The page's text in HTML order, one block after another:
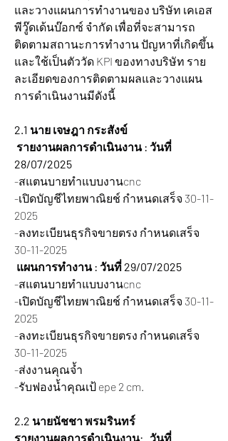
และวางแผนการทำงานของ บริษัท เคเอส
พีวู๊ดเด้นบ๊อกซ์ จำกัด เพื่อที่จะสามารถ
ติดตามสถานะการทำงาน ปัญหาที่เกิดขึ้น
และใช้เป็นตัววัด KPI ของทางบริษัท ราย
ละเอียดของการติดตามผลและวางแผน
การดำเนินงานมีดังนี้
2.1 นาย เจษฎา กระสังข์
รายงานผลการดำเนินงาน : วันที่
28/07/2025
-สแตนบายทำแบบงานcnc
-เปิดบัญชีไทยพาณิยช์ กำหนดเสร็จ 30-11-
2025
-ลงทะเบียนธุรกิจขายตรง กำหนดเสร็จ
30-11-2025
แผนการทำงาน : วันที่ 29/07/2025
-สแตนบายทำแบบงานcnc
-เปิดบัญชีไทยพาณิยช์ กำหนดเสร็จ 30-11-
2025
-ลงทะเบียนธุรกิจขายตรง กำหนดเสร็จ
30-11-2025
-ส่งงานคุณจ้ำ
-รับฟองน้ำคุณเป้ epe 2 cm.
2.2 นายนัชชา พรมรินทร์
รายงานผลการดำเนินงาน:   วันที่